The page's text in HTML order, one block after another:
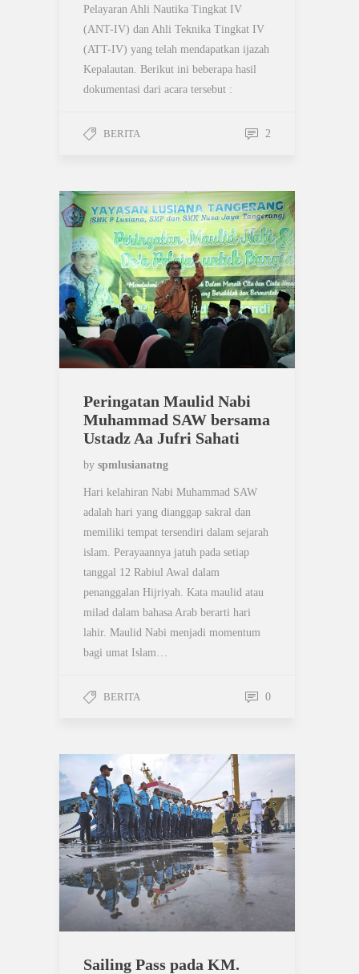
Pelayaran Ahli Nautika Tingkat IV
(ANT-IV) dan Ahli Teknika Tingkat IV
(ATT-IV) yang telah mendapatkan ijazah
Kepalautan. Berikut ini beberapa hasil
dokumentasi dari acara tersebut :
BERITA 2
Peringatan Maulid Nabi
Muhammad SAW bersama
Ustadz Aa Jufri Sahati
by spmlusianatng
Hari kelahiran Nabi Muhammad SAW
adalah hari yang dianggap sakral dan
memiliki tempat tersendiri dalam sejarah
islam. Perayaannya jatuh pada setiap
tanggal 12 Rabiul Awal dalam
penanggalan Hijriyah. Kata maulid atau
milad dalam bahasa Arab berarti hari
lahir. Maulid Nabi menjadi momentum
bagi umat Islam…
BERITA 0
Sailing Pass pada KM.